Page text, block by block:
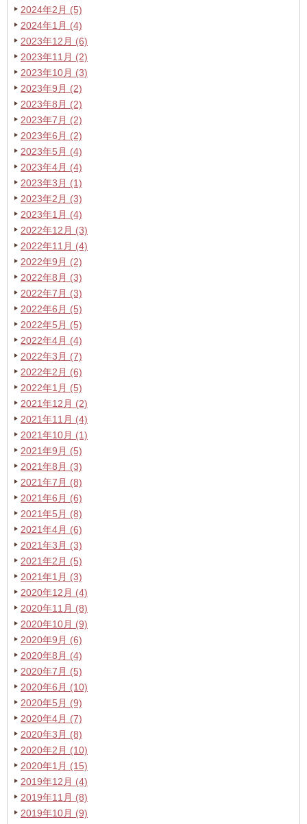
2024年2月 (5)
2024年1月 (4)
2023年12月 (6)
2023年11月 (2)
2023年10月 (3)
2023年9月 (2)
2023年8月 (2)
2023年7月 (2)
2023年6月 (2)
2023年5月 (4)
2023年4月 (4)
2023年3月 (1)
2023年2月 (3)
2023年1月 (4)
2022年12月 (3)
2022年11月 (4)
2022年9月 (2)
2022年8月 (3)
2022年7月 (3)
2022年6月 (5)
2022年5月 (5)
2022年4月 (4)
2022年3月 (7)
2022年2月 (6)
2022年1月 (5)
2021年12月 (2)
2021年11月 (4)
2021年10月 (1)
2021年9月 (5)
2021年8月 (3)
2021年7月 (8)
2021年6月 (6)
2021年5月 (8)
2021年4月 (6)
2021年3月 (3)
2021年2月 (5)
2021年1月 (3)
2020年12月 (4)
2020年11月 (8)
2020年10月 (9)
2020年9月 (6)
2020年8月 (4)
2020年7月 (5)
2020年6月 (10)
2020年5月 (9)
2020年4月 (7)
2020年3月 (8)
2020年2月 (10)
2020年1月 (15)
2019年12月 (4)
2019年11月 (8)
2019年10月 (9)